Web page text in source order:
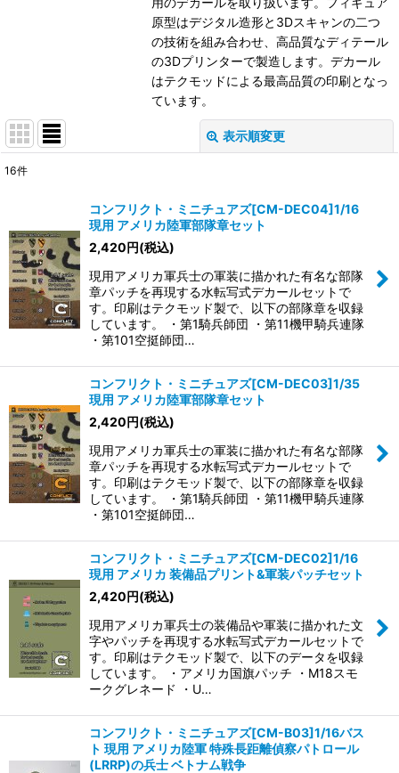
原型はデジタル造形と3Dスキャンの二つ
の技術を組み合わせ、高品質なディテール
の3Dプリンターで製造します。デカール
はテクモッドによる最高品質の印刷となっ
ています。
表示順変更
在庫あり
並び順:
絞り込む
16件
コンフリクト・ミニチュアズ[CM-DEC04]1/16
現用 アメリカ陸軍部隊章セット
2,420円(税込)
現用アメリカ軍兵士の軍装に描かれた有名な部隊
章パッチを再現する水転写式デカールセットで
す。印刷はテクモッド製で、以下の部隊章を収録
しています。 ・第1騎兵師団 ・第11機甲騎兵連隊
・第101空挺師団…
コンフリクト・ミニチュアズ[CM-DEC03]1/35
現用 アメリカ陸軍部隊章セット
2,420円(税込)
現用アメリカ軍兵士の軍装に描かれた有名な部隊
章パッチを再現する水転写式デカールセットで
す。印刷はテクモッド製で、以下の部隊章を収録
しています。 ・第1騎兵師団 ・第11機甲騎兵連隊
・第101空挺師団…
コンフリクト・ミニチュアズ[CM-DEC02]1/16
現用 アメリカ 装備品プリント&軍装パッチセット
2,420円(税込)
現用アメリカ軍兵士の装備品や軍装に描かれた文
字やパッチを再現する水転写式デカールセットで
す。印刷はテクモッド製で、以下のデータを収録
しています。 ・アメリカ国旗パッチ ・M18スモ
ークグレネード ・U…
コンフリクト・ミニチュアズ[CM-B03]1/16バス
ト 現用 アメリカ陸軍 特殊長距離偵察パトロール
(LRRP)の兵士 ベトナム戦争